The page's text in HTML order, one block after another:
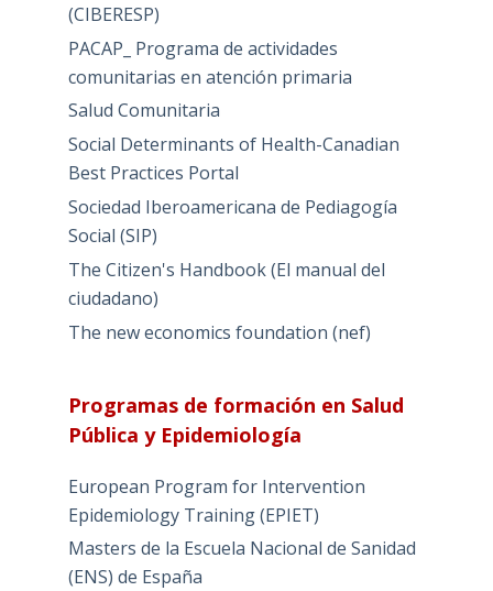
(CIBERESP)
PACAP_ Programa de actividades
comunitarias en atención primaria
Salud Comunitaria
Social Determinants of Health-Canadian
Best Practices Portal
Sociedad Iberoamericana de Pediagogía
Social (SIP)
The Citizen's Handbook (El manual del
ciudadano)
The new economics foundation (nef)
Programas de formación en Salud
Pública y Epidemiología
European Program for Intervention
Epidemiology Training (EPIET)
Masters de la Escuela Nacional de Sanidad
(ENS) de España